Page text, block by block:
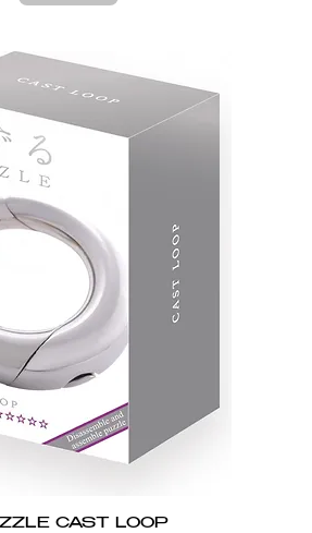
CAST LOOP